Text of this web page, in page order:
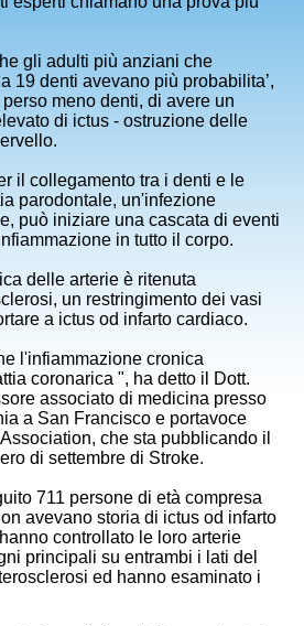
gli adulti più anziani che
19 denti avevano più probabilita’,
meno denti, di avere un
di ictus - ostruzione delle
il collegamento tra i denti e le
parodontale, un'infezione
può iniziare una cascata di eventi
in tutto il corpo.
delle arterie è ritenuta
un restringimento dei vasi
a ictus od infarto cardiaco.
l'infiammazione cronica
coronarica ", ha detto il Dott.
associato di medicina presso
a San Francisco e portavoce
che sta pubblicando il
di settembre di Stroke.
711 persone di età compresa
avevano storia di ictus od infarto
controllato le loro arterie
principali su entrambi i lati del
ed hanno esaminato i